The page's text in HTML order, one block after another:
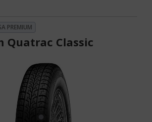
PREMIUM
Quatrac Classic